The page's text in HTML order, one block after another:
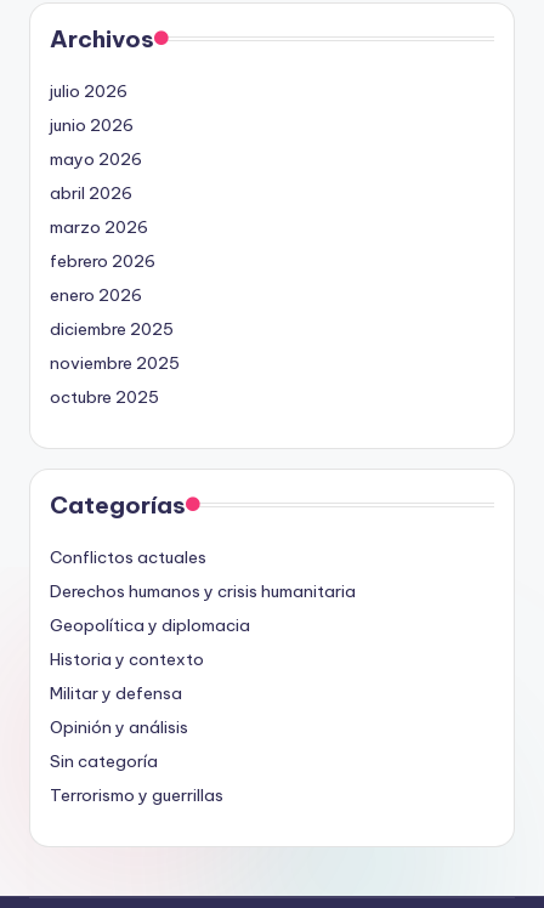
Archivos
julio 2026
junio 2026
mayo 2026
abril 2026
marzo 2026
febrero 2026
enero 2026
diciembre 2025
noviembre 2025
octubre 2025
Categorías
Conflictos actuales
Derechos humanos y crisis humanitaria
Geopolítica y diplomacia
Historia y contexto
Militar y defensa
Opinión y análisis
Sin categoría
Terrorismo y guerrillas